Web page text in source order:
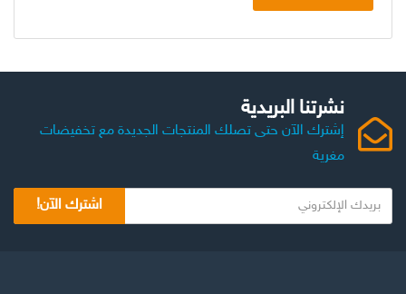
د.ج 2.900,00.
نشرتنا البريدية
إشترك الآن حتى تصلك المنتجات الجديدة مع تخفيضات
مغرية
ر
اشترك الآن!